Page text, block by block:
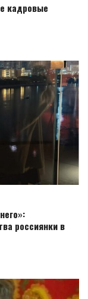
кадровые
россиянки в